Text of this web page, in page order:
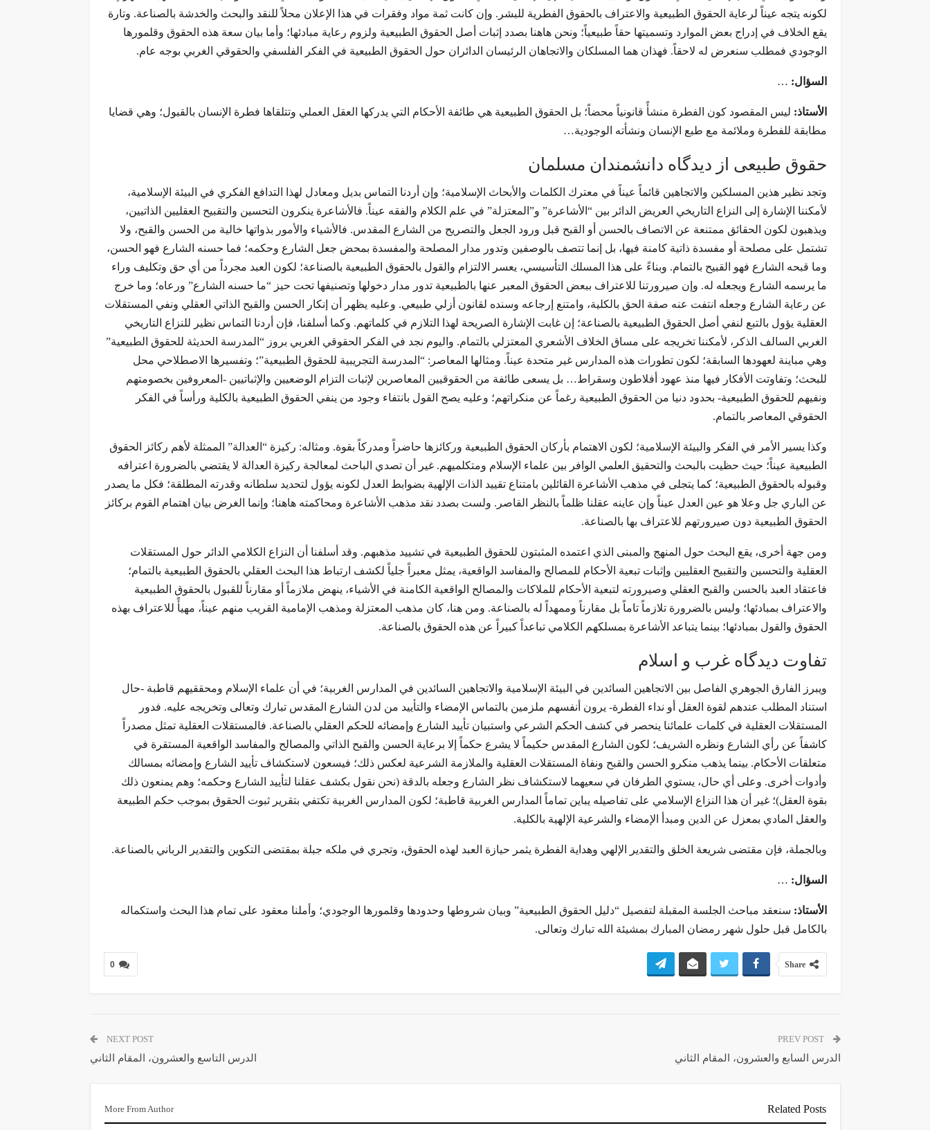
لكونه يتجه عيناً لرعاية الحقوق الطبيعية والاعتراف بالحقوق الفطرية للبشر. وإن كانت ثمة مواد وفقرات في هذا الإعلان محلاً للنقد والبحث والخدشة بالصناعة. وتارة
يقع الخلاف في إدراج بعض الموارد وتسميتها حقاً طبيعياً؛ ونحن هاهنا بصدد إثبات أصل الحقوق الطبيعية ولزوم رعاية مبادئها؛ وأما بيان سعة هذه الحقوق وقلمورها
الوجودي فمطلب سنعرض له لاحقاً. فهذان هما المسلكان والاتجاهان الرئيسان الدائران حول الحقوق الطبيعية في الفكر الفلسفي والحقوقي الغربي بوجه عام.
السؤال: …
الأستاذ: ليس المقصود كون الفطرة منشأً قانونياً محضاً؛ بل الحقوق الطبيعية هي طائفة الأحكام التي يدركها العقل العملي وتتلقاها فطرة الإنسان بالقبول؛ وهي قضايا
مطابقة للفطرة وملائمة مع طبع الإنسان ونشأته الوجودية…
حقوق طبیعی از دیدگاه دانشمندان مسلمان
وتجد نظير هذين المسلكين والاتجاهين قائماً عيناً في معترك الكلمات والأبحاث الإسلامية؛ وإن أردنا التماس بديل ومعادل لهذا التدافع الفكري في البيئة الإسلامية،
لأمكننا الإشارة إلى النزاع التاريخي العريض الدائر بين “الأشاعرة” و”المعتزلة” في علم الكلام والفقه عيناً. فالأشاعرة ينكرون التحسين والتقبيح العقليين الذاتيين،
ويذهبون لكون الحقائق ممتنعة عن الاتصاف بالحسن أو القبح قبل ورود الجعل والتصريح من الشارع المقدس. فالأشياء والأمور بذواتها خالية من الحسن والقبح، ولا
تشتمل على مصلحة أو مفسدة ذاتية كامنة فيها، بل إنما تتصف بالوصفين وتدور مدار المصلحة والمفسدة بمحض جعل الشارع وحكمه؛ فما حسنه الشارع فهو الحسن،
وما قبحه الشارع فهو القبيح بالتمام. وبناءً على هذا المسلك التأسيسي، يعسر الالتزام والقول بالحقوق الطبيعية بالصناعة؛ لكون العبد مجرداً من أي حق وتكليف وراء
ما يرسمه الشارع ويجعله له. وإن صيرورتنا للاعتراف ببعض الحقوق المعبر عنها بالطبيعية تدور مدار دخولها وتصنيفها تحت حيز “ما حسنه الشارع” ورعاه؛ وما خرج
عن رعاية الشارع وجعله انتفت عنه صفة الحق بالكلية، وامتنع إرجاعه وسنده لقانون أزلي طبيعي. وعليه يظهر أن إنكار الحسن والقبح الذاتي العقلي ونفي المستقلات
العقلية يؤول بالتبع لنفي أصل الحقوق الطبيعية بالصناعة؛ إن غابت الإشارة الصريحة لهذا التلازم في كلماتهم. وكما أسلفنا، فإن أردنا التماس نظير للنزاع التاريخي
الغربي السالف الذكر، لأمكننا تخريجه على مساق الخلاف الأشعري المعتزلي بالتمام. واليوم نجد في الفكر الحقوقي الغربي بروز “المدرسة الحديثة للحقوق الطبيعية”
وهي مباينة لعهودها السابقة؛ لكون تطورات هذه المدارس غير متحدة عيناً. ومثالها المعاصر: “المدرسة التجريبية للحقوق الطبيعية”؛ وتفسيرها الاصطلاحي محل
للبحث؛ وتفاوتت الأفكار فيها منذ عهود أفلاطون وسقراط… بل يسعى طائفة من الحقوقيين المعاصرين لإثبات التزام الوضعيين والإثباتيين -المعروفين بخصومتهم
ونفيهم للحقوق الطبيعية- بحدود دنيا من الحقوق الطبيعية رغماً عن منكراتهم؛ وعليه يصح القول بانتفاء وجود من ينفي الحقوق الطبيعية بالكلية ورأساً في الفكر
الحقوقي المعاصر بالتمام.
وكذا يسير الأمر في الفكر والبيئة الإسلامية؛ لكون الاهتمام بأركان الحقوق الطبيعية وركائزها حاضراً ومدركاً بقوة. ومثاله: ركيزة “العدالة” الممثلة لأهم ركائز الحقوق
الطبيعية عيناً؛ حيث حظيت بالبحث والتحقيق العلمي الوافر بين علماء الإسلام ومتكلميهم. غير أن تصدي الباحث لمعالجة ركيزة العدالة لا يقتضي بالضرورة اعترافه
وقبوله بالحقوق الطبيعية؛ كما يتجلى في مذهب الأشاعرة القائلين بامتناع تقييد الذات الإلهية بضوابط العدل لكونه يؤول لتحديد سلطانه وقدرته المطلقة؛ فكل ما يصدر
عن الباري جل وعلا هو عين العدل عيناً وإن عاينه عقلنا ظلماً بالنظر القاصر. ولست بصدد نقد مذهب الأشاعرة ومحاكمته هاهنا؛ وإنما الغرض بيان اهتمام القوم بركائز
الحقوق الطبيعية دون صيرورتهم للاعتراف بها بالصناعة.
ومن جهة أخرى، يقع البحث حول المنهج والمبنى الذي اعتمده المثبتون للحقوق الطبيعية في تشييد مذهبهم. وقد أسلفنا أن النزاع الكلامي الدائر حول المستقلات
العقلية والتحسين والتقبيح العقليين وإثبات تبعية الأحكام للمصالح والمفاسد الواقعية، يمثل معبراً جلياً لكشف ارتباط هذا البحث العقلي بالحقوق الطبيعية بالتمام؛
فاعتقاد العبد بالحسن والقبح العقلي وصيرورته لتبعية الأحكام للملاكات والمصالح الواقعية الكامنة في الأشياء، ينهض ملازماً أو مقارناً للقبول بالحقوق الطبيعية
والاعتراف بمبادئها؛ وليس بالضرورة تلازماً تاماً بل مقارناً وممهداً له بالصناعة. ومن هنا، كان مذهب المعتزلة ومذهب الإمامية القريب منهم عيناً، مهيأً للاعتراف بهذه
الحقوق والقول بمبادئها؛ بينما يتباعد الأشاعرة بمسلكهم الكلامي تباعداً كبيراً عن هذه الحقوق بالصناعة.
تفاوت دیدگاه غرب و اسلام
ويبرز الفارق الجوهري الفاصل بين الاتجاهين السائدين في البيئة الإسلامية والاتجاهين السائدين في المدارس الغربية؛ في أن علماء الإسلام ومحققيهم قاطبة -حال
استناد المطلب عندهم لقوة العقل أو نداء الفطرة- يرون أنفسهم ملزمين بالتماس الإمضاء والتأیيد من لدن الشارع المقدس تبارك وتعالى وتخريجه عليه. فدور
المستقلات العقلية في كلمات علمائنا ينحصر في كشف الحكم الشرعي واستبيان تأیيد الشارع وإمضائه للحكم العقلي بالصناعة. فالمستقلات العقلية تمثل مصدراً
كاشفاً عن رأي الشارع ونظره الشريف؛ لكون الشارع المقدس حكيماً لا يشرع حكماً إلا برعاية الحسن والقبح الذاتي والمصالح والمفاسد الواقعية المستقرة في
متعلقات الأحكام. بينما يذهب منكرو الحسن والقبح ونفاة المستقلات العقلية والملازمة الشرعية لعكس ذلك؛ فیسعون لاستكشاف تأیيد الشارع وإمضائه بمسالك
وأدوات أخرى. وعلى أي حال، يستوي الطرفان في سعيهما لاستكشاف نظر الشارع وجعله بالدقة (نحن نقول بكشف عقلنا لتأييد الشارع وحكمه؛ وهم يمنعون ذلك
بقوة العقل)؛ غير أن هذا النزاع الإسلامي على تفاصيله يباين تماماً المدارس الغربية قاطبة؛ لكون المدارس الغربية تكتفي بتقرير ثبوت الحقوق بموجب حكم الطبيعة
والعقل المادي بمعزل عن الدين ومبدأ الإمضاء والشرعية الإلهية بالكلية.
وبالجملة، فإن مقتضى شريعة الخلق والتقدير الإلهي وهداية الفطرة يثمر حیازة العبد لهذه الحقوق، وتجري في ملكه جبلة بمقتضى التكوين والتقدير الرباني بالصناعة.
السؤال: …
الأستاذ: سنعقد مباحث الجلسة المقبلة لتفصيل “دليل الحقوق الطبيعية” وبيان شروطها وحدودها وقلمورها الوجودي؛ وأملنا معقود على تمام هذا البحث واستكماله
بالكامل قبل حلول شهر رمضان المبارك بمشيئة الله تبارك وتعالى.
0 Share
PREV POST
الدرس السابع والعشرون، المقام الثاني
NEXT POST
الدرس التاسع والعشرون، المقام الثاني
Related Posts
More From Author